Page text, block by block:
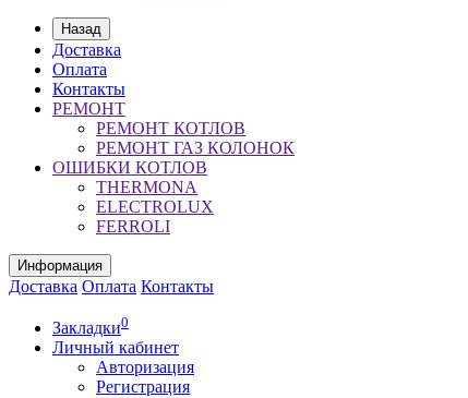
Назад
Доставка
Оплата
Контакты
РЕМОНТ
РЕМОНТ КОТЛОВ
РЕМОНТ ГАЗ КОЛОНОК
ОШИБКИ КОТЛОВ
THERMONA
ELECTROLUX
FERROLI
Информация
Доставка Оплата Контакты
Закладки0
Личный кабинет
Авторизация
Регистрация